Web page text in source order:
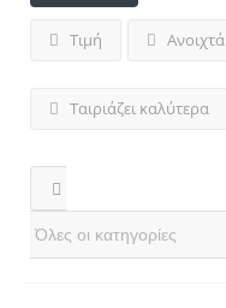
φίλτρα
Τιμή Ανοιχτά
Ταιριάζει καλύτερα